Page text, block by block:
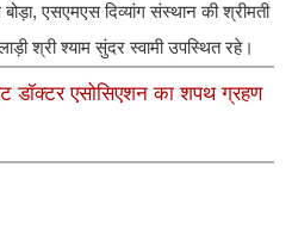
एसएमएस दिव्यांग संस्थान की श्रीमती
श्री श्याम सुंदर स्वामी उपस्थित रहे।
डॉक्टर एसोसिएशन का शपथ ग्रहण